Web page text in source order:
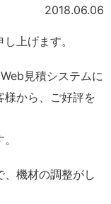
2018.06.06
上げます。
見積システムに
様から、ご好評を
、機材の調整がし